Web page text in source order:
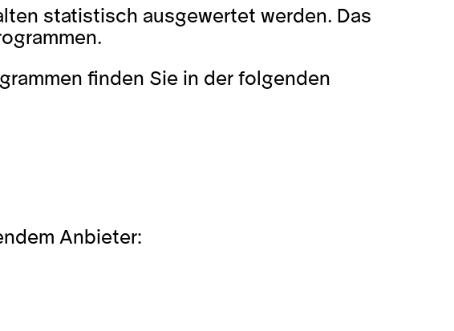
statistisch ausgewertet werden. Das
finden Sie in der folgenden
Anbieter: